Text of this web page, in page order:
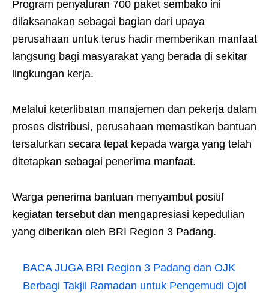
Program penyaluran 700 paket sembako ini
dilaksanakan sebagai bagian dari upaya
perusahaan untuk terus hadir memberikan manfaat
langsung bagi masyarakat yang berada di sekitar
lingkungan kerja.
Melalui keterlibatan manajemen dan pekerja dalam
proses distribusi, perusahaan memastikan bantuan
tersalurkan secara tepat kepada warga yang telah
ditetapkan sebagai penerima manfaat.
Warga penerima bantuan menyambut positif
kegiatan tersebut dan mengapresiasi kepedulian
yang diberikan oleh BRI Region 3 Padang.
BACA JUGA BRI Region 3 Padang dan OJK
Berbagi Takjil Ramadan untuk Pengemudi Ojol